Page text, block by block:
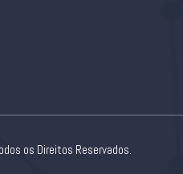
os Direitos Reservados.